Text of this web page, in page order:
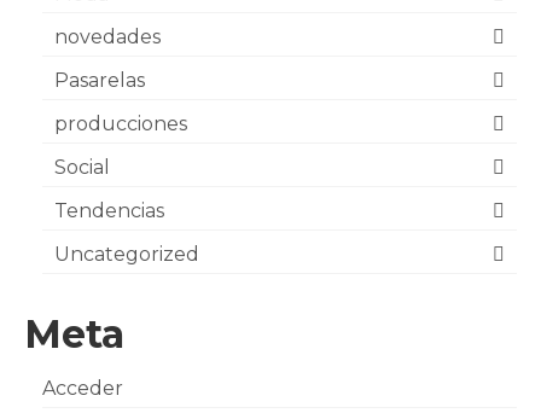
novedades
Pasarelas
producciones
Social
Tendencias
Uncategorized
Meta
Acceder